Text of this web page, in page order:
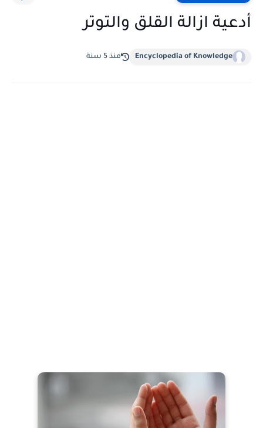
أدعية ازالة القلق والتوتر
Encyclopedia of Knowledge منذ 5 سنة